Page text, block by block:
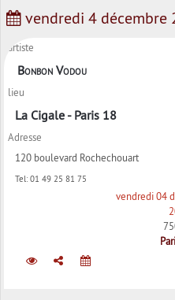
vendredi 4 décembre
artiste
Bonbon Vodou
lieu
La Cigale - Paris 18
Adresse
120 boulevard Rochechouart
Tel: 01 49 25 81 75
vendredi 04